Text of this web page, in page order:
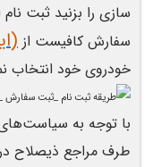
سازی را بزنید ثبت
سفارش کافیست از
خودروی خود انتخاب
با توجه به
طرف مراجع ذیصلاح